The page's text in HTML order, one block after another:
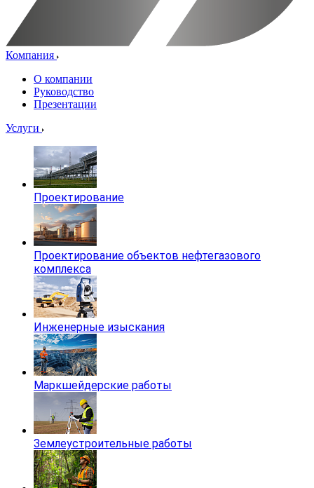
Компания
О компании
Руководство
Презентации
Услуги
Проектирование
Проектирование объектов нефтегазового
комплекса
Инженерные изыскания
Маркшейдерские работы
Землеустроительные работы